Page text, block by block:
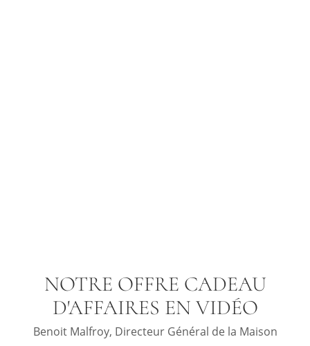
NOTRE OFFRE CADEAU
D'AFFAIRES EN VIDÉO
Benoit Malfroy, Directeur Général de la Maison